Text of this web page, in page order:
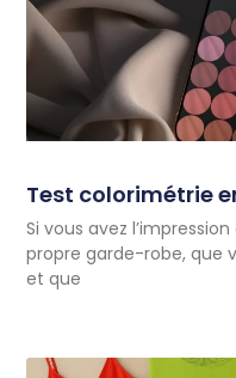
Test colorimétrie
Si vous avez
propre garde-robe, que
et que